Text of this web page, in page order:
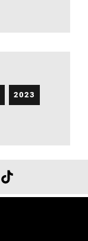
2023